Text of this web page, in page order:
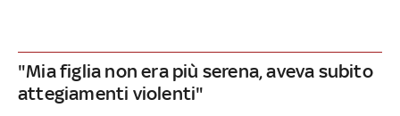
"Mia figlia non era più serena, aveva subito
attegiamenti violenti"